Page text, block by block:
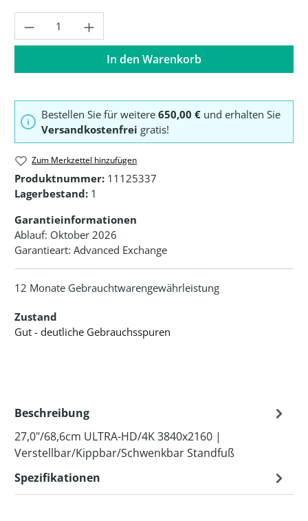
Produkt Anzahl: Gib den gewünschten
In den Warenkorb
Bestellen Sie für weitere 650,00 € und erhalten Sie
Versandkostenfrei gratis!
Zum Merkzettel hinzufügen
Produktnummer: 11125337
Lagerbestand: 1
Garantieinformationen
Ablauf: Oktober 2026
Garantieart: Advanced Exchange
12 Monate Gebrauchtwarengewährleistung
Zustand
Gut - deutliche Gebrauchsspuren
Beschreibung
27,0"/68,6cm ULTRA-HD/4K 3840x2160 |
Verstellbar/Kippbar/Schwenkbar Standfuß
Spezifikationen